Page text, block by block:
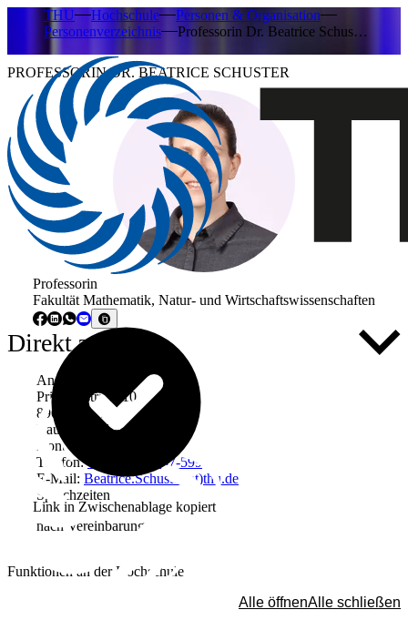
THU Hochschule
Personen & Organisation
Personenverzeichnis
Professorin Dr. Beatrice Schus…
PROFESSORIN DR. BEATRICE SCHUSTER
Professorin
Fakultät Mathematik, Natur- und Wirtschaftswissenschaften
Link in Zwischenablage kopiert
Direkt zu ...
Anschrift
Prittwitzstraße 10
89075 Ulm
Raum: H201
Kontakt
Telefon:+49 731 96537-599
E-Mail: Beatrice.Schuster(at)thu.de
Sprechzeiten
nach Vereinbarung
Funktionen an der Hochschule
Alle öffnenAlle schließen